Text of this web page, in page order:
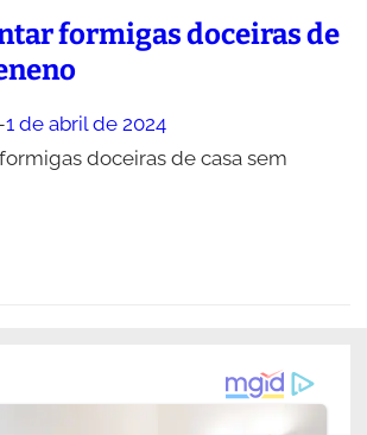
formigas doceiras de
1 de abril de 2024
doceiras de casa sem